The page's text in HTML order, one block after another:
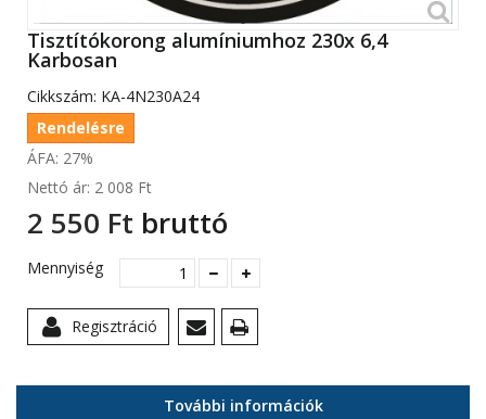
Tisztítókorong alumíniumhoz 230x 6,4
Karbosan
Cikkszám: KA-4N230A24
Rendelésre
ÁFA: 27%
Nettó ár: 2 008 Ft‎
2 550 Ft‎ bruttó
Mennyiség
Regisztráció
További információk